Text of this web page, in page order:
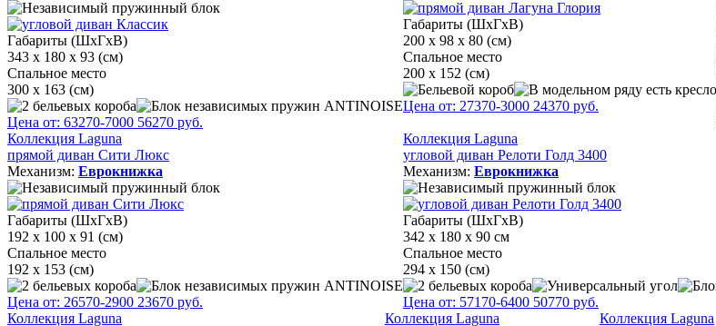
Габариты (ШхГхВ)
343 х 180 х 93 (см)
Спальное место
300 х 163 (см)
Цена от: 63270-7000 56270 руб.
Габариты (ШхГхВ)
200 х 98 х 80 (см)
Спальное место
200 х 152 (см)
Цена от: 27370-3000 24370 руб.
Коллекция Laguna
прямой диван Сити Люкс
Механизм: Еврокнижка
Габариты (ШхГхВ)
192 х 100 х 91 (см)
Спальное место
192 х 153 (см)
Цена от: 26570-2900 23670 руб.
Коллекция Laguna
угловой диван Релоти Голд 3400
Механизм: Еврокнижка
Габариты (ШхГхВ)
342 х 180 х 90 см
Спальное место
294 х 150 (см)
Цена от: 57170-6400 50770 руб.
Коллекция Laguna
Коллекция Laguna
Коллекция Laguna